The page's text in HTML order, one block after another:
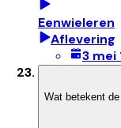
Eenwieleren
Aflevering
3 mei
Wat betekent